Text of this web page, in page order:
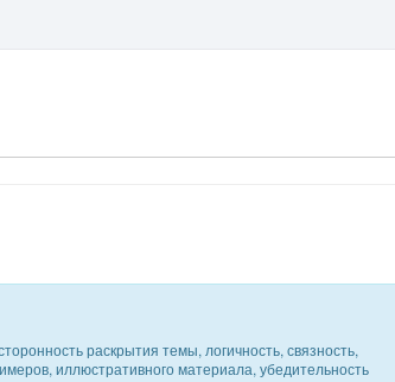
раскрытия темы, логичность, связность,
иллюстративного материала, убедительность